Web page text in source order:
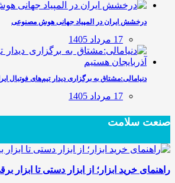
درخشش ایران در المپیاد جهانی هوش مصنوعی
17 مرداد 1405
دنیامالی:مشتاق به برگزاری دیدار تیم‌های فوتبال
17 مرداد 1405
صنعت سلامت
راهنمای خرید ابزار؛ از ابزار دستی تا ابزار